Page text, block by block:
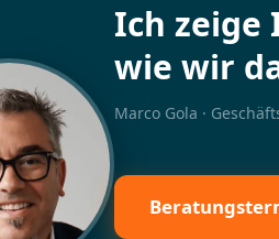
Ich zeige
wie wir
Marco Gola ·